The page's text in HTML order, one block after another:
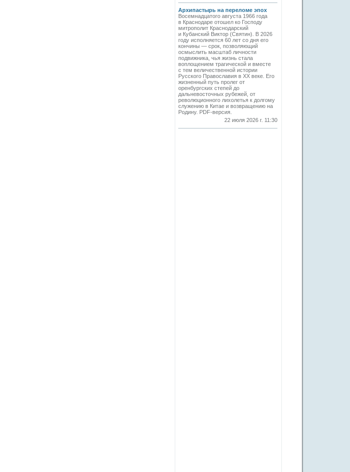
Архипастырь на переломе эпох
Восемнадцатого августа 1966 года
в Краснодаре отошел ко Господу
митрополит Краснодарский
и Кубанский Виктор (Святин). В 2026
году исполняется 60 лет со дня его
кончины — срок, позволяющий
осмыслить масштаб личности
подвижника, чья жизнь стала
воплощением трагической и вместе
с тем величественной истории
Русского Православия в XX веке. Его
жизненный путь пролег от
оренбургских степей до
дальневосточных рубежей, от
революционного лихолетья к долгому
служению в Китае и возвращению на
Родину. PDF-версия.
22 июля 2026 г. 11:30